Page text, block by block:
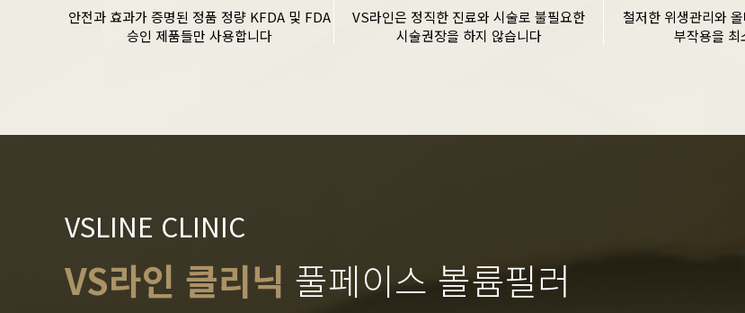
안전과 효과가 증명된 정품 정량 KFDA 및 FDA
승인 제품들만 사용합니다
VS라인은 정직한 진료와 시술로 불필요한
시술권장을 하지 않습니다
철저한 위생관리와
부작용을 최
VSLINE CLINIC
VS라인 클리닉 풀페이스 볼륨필러